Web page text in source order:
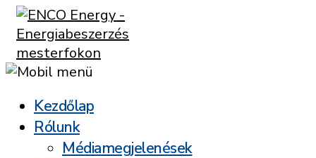
Kezdőlap
Rólunk
Médiamegjelenések